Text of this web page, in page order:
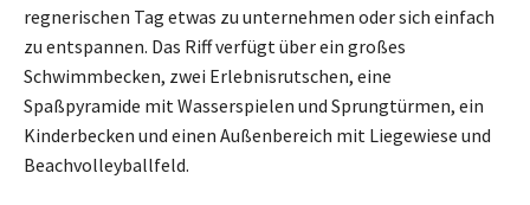
regnerischen Tag etwas zu unternehmen oder sich einfach
zu entspannen. Das Riff verfügt über ein großes
Schwimmbecken, zwei Erlebnisrutschen, eine
Spaßpyramide mit Wasserspielen und Sprungtürmen, ein
Kinderbecken und einen Außenbereich mit Liegewiese und
Beachvolleyballfeld.